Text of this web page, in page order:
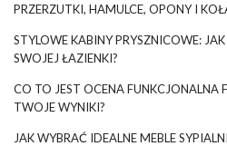
PRZERZUTKI, HAMULCE, OPONY I
STYLOWE KABINY PRYSZNICOWE:
SWOJEJ ŁAZIENKI?
CO TO JEST OCENA FUNKCJONALNA
TWOJE WYNIKI?
JAK WYBRAĆ IDEALNE MEBLE